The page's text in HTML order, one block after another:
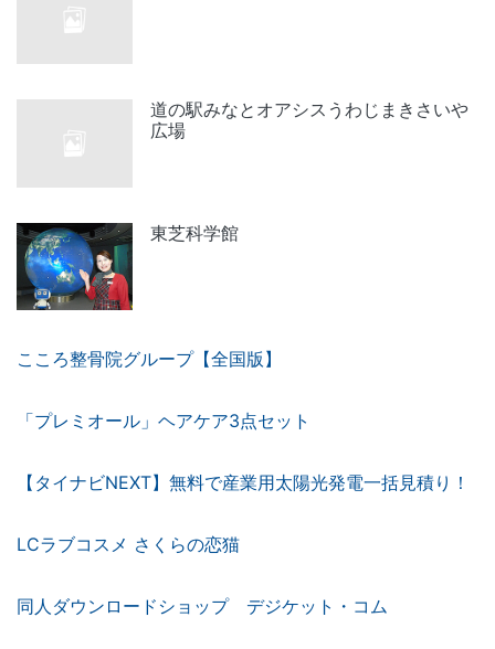
道の駅みなとオアシスうわじまきさいや
広場
東芝科学館
こころ整骨院グループ【全国版】
「プレミオール」ヘアケア3点セット
【タイナビNEXT】無料で産業用太陽光発電一括見積り！
LCラブコスメ さくらの恋猫
同人ダウンロードショップ デジケット・コム